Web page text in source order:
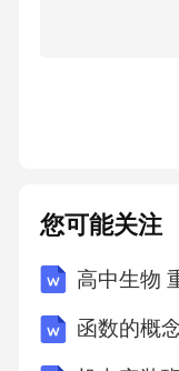
物清除效率，
部痰栓或肺不
整密闭式吸痰
气管镜辅助清
实时分析通过
您可能关注